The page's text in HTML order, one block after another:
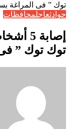
توك ” فى المراغة
حوادثعاجلمحافظات
توك توك ”